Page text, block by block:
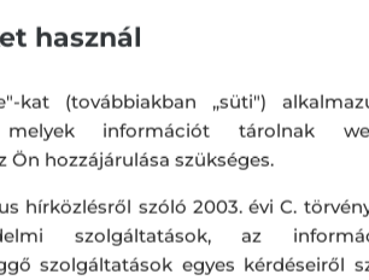
a szemöldöküket, hogy
jó szorosan hátrahúzták.
használ
kat (továbbiakban „süti")
információt tárolnak
Ön hozzájárulása szükséges.
hírközlésről szóló 2003. évi C.
szolgáltatások, az
szolgáltatások egyes kérdéseiről